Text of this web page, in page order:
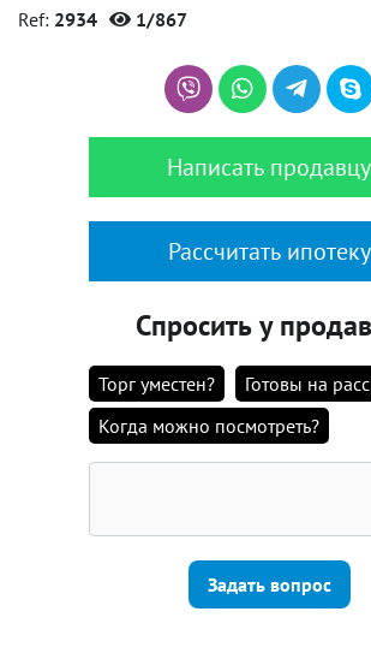
Ref: 2934 1/867
Написать продавцу
Рассчитать ипотеку
Спросить у
Торг уместен?
Готовы на
Когда можно посмотреть?
Задать вопрос